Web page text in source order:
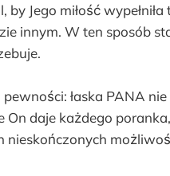
by Jego miłość
innym. W ten sposób
łaska PANA
On daje każdego
nieskończonych